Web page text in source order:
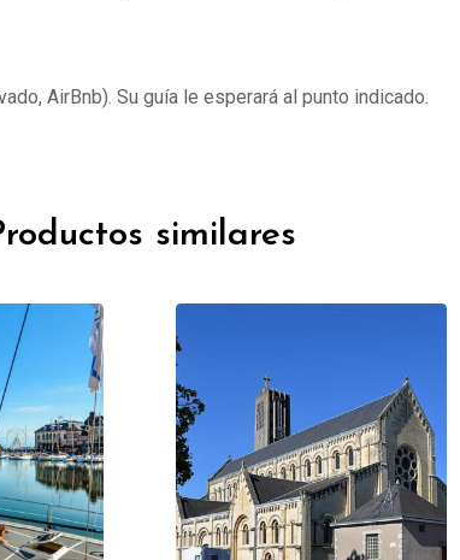
AirBnb). Su guía le esperará al punto indicado.
similares